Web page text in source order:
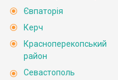
Євпаторія
Керч
Красноперекопський
район
Севастополь